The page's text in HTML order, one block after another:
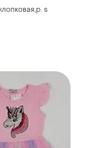
s